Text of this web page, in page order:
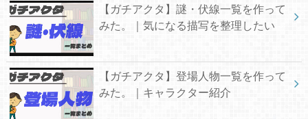
【ガチアクタ】謎・伏線一覧を作って
みた。｜気になる描写を整理したい
【ガチアクタ】登場人物一覧を作って
みた。｜キャラクター紹介